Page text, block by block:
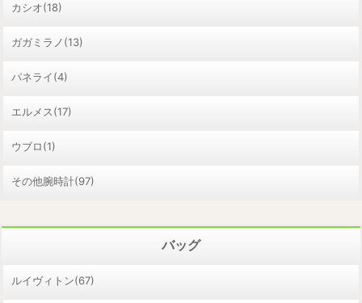
カシオ(18)
ガガミラノ(13)
パネライ(4)
エルメス(17)
ウブロ(1)
その他腕時計(97)
バッグ
ルイヴィトン(67)